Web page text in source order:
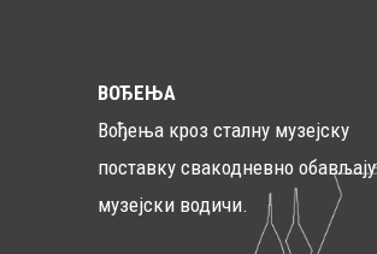
ВОЂЕЊА
Вођења кроз сталну музејску
поставку свакодневно обављају
музејски водичи.